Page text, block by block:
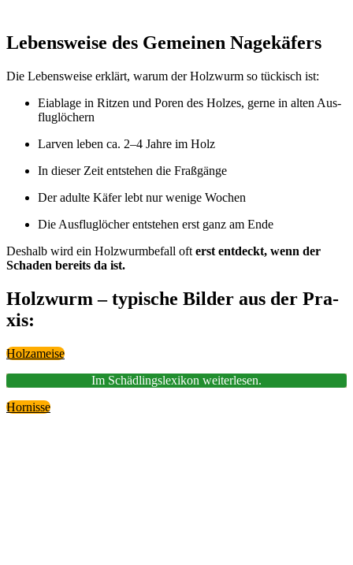
Lebens­wei­se des Gemei­nen Nage­kä­fers
Die Lebens­wei­se erklärt, war­um der Holz­wurm so tückisch ist:
Eiab­la­ge in Rit­zen und Poren des Hol­zes, ger­ne in alten Aus­
flug­lö­chern
Lar­ven leben ca. 2–4 Jah­re im Holz
In die­ser Zeit ent­ste­hen die Fraß­gän­ge
Der adul­te Käfer lebt nur weni­ge Wochen
Die Aus­flug­lö­cher ent­ste­hen erst ganz am Ende
Des­halb wird ein Holz­wurm­be­fall oft erst ent­deckt, wenn der
Scha­den bereits da ist.
Holz­wurm – typi­sche Bil­der aus der Pra­
xis:
Holz­amei­se
Im Schäd­lings­le­xi­kon wei­ter­le­sen.
Hor­nis­se